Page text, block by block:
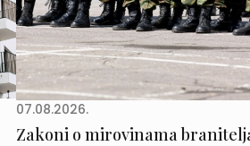
07.08.2026.
Zakoni o mirovinama